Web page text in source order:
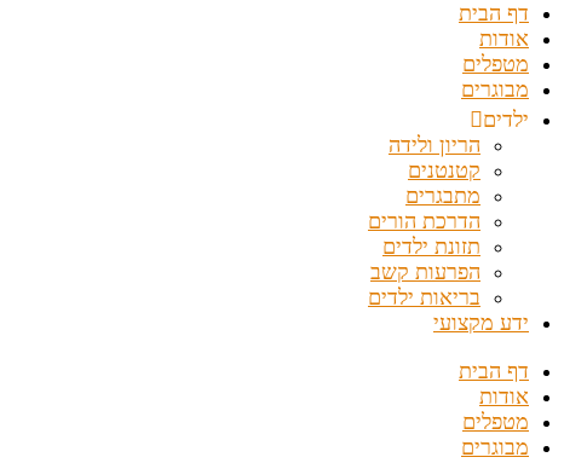
דף הבית
אודות
מטפלים
מבוגרים
ילדים
הריון ולידה
קטנטנים
מתבגרים
הדרכת הורים
תזונת ילדים
הפרעות קשב
בריאות ילדים
ידע מקצועי
דף הבית
אודות
מטפלים
מבוגרים